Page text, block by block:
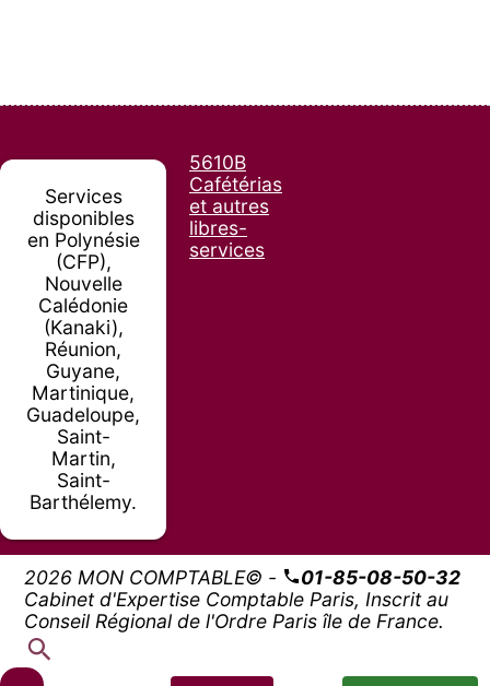
Services
disponibles
en Polynésie
(CFP),
Nouvelle
Calédonie
(Kanaki),
Réunion,
Guyane,
Martinique,
Guadeloupe,
Saint-
Martin,
Saint-
Barthélemy.
5610B
Cafétérias
et autres
libres-
services
2026 MON COMPTABLE© -
01-85-08-50-32
Cabinet d'Expertise Comptable Paris, Inscrit au
Conseil Régional de l'Ordre Paris île de France.